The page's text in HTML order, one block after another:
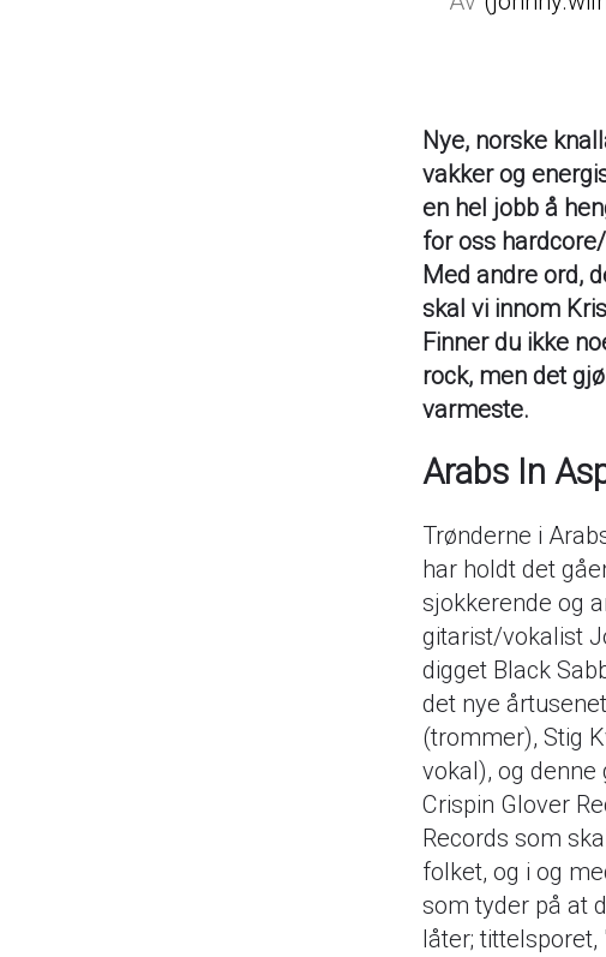
Nye, norske
vakker og
en hel jobb å
for oss
Med andre ord,
skal vi innom
Finner du ikke
rock, men det
varmeste.
Arabs In
Trønderne i
har holdt det
sjokkerende og
gitarist/vokalist
digget Black
det nye
(trommer), Stig
vokal), og
Crispin Glover
Records som
folket, og i og
som tyder på at
låter;